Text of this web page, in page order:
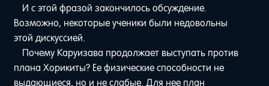
И с этой фразой закончилось обсуждение.
Возможно, некоторые ученики были недовольны
этой дискуссией.
Почему Каруизава продолжает выступать против
плана Хорикиты? Ее физические способности не
выдающиеся, но и не слабые. Для нее план